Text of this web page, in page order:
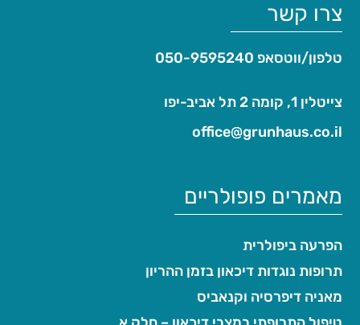
צרו קשר
טלפון/ווטסאפ 050-9595240
צייטלין 1, קומה 2 תל אביב-יפו
office@grunhaus.co.il‏
מאמרים פופולריים
הפרעה ביפולרית
תרופות נוגדות דיכאון בזמן ההריון
מאניה דיפרסיה וקנאביס